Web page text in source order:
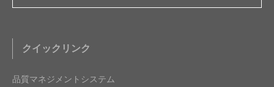
クイックリンク
品質マネジメントシステム